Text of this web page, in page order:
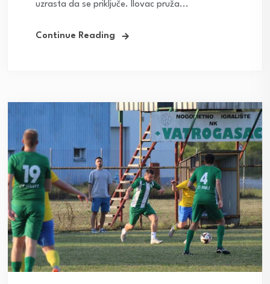
uzrasta da se priključe. Ilovac pruža...
Continue Reading